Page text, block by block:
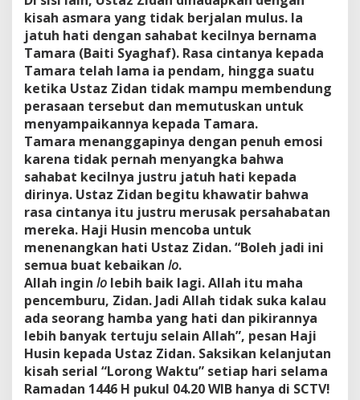
kisah asmara yang tidak berjalan mulus. Ia
jatuh hati dengan sahabat kecilnya bernama
Tamara (Baiti Syaghaf). Rasa cintanya kepada
Tamara telah lama ia pendam, hingga suatu
ketika Ustaz Zidan tidak mampu membendung
perasaan tersebut dan memutuskan untuk
menyampaikannya kepada Tamara.
Tamara menanggapinya dengan penuh emosi
karena tidak pernah menyangka bahwa
sahabat kecilnya justru jatuh hati kepada
dirinya. Ustaz Zidan begitu khawatir bahwa
rasa cintanya itu justru merusak persahabatan
mereka. Haji Husin mencoba untuk
menenangkan hati Ustaz Zidan. “Boleh jadi ini
semua buat kebaikan lo.
Allah ingin lo lebih baik lagi. Allah itu maha
pencemburu, Zidan. Jadi Allah tidak suka kalau
ada seorang hamba yang hati dan pikirannya
lebih banyak tertuju selain Allah”, pesan Haji
Husin kepada Ustaz Zidan. Saksikan kelanjutan
kisah serial “Lorong Waktu” setiap hari selama
Ramadan 1446 H pukul 04.20 WIB hanya di SCTV!